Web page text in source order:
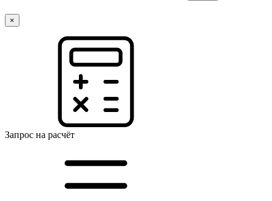
×
Запрос на расчёт